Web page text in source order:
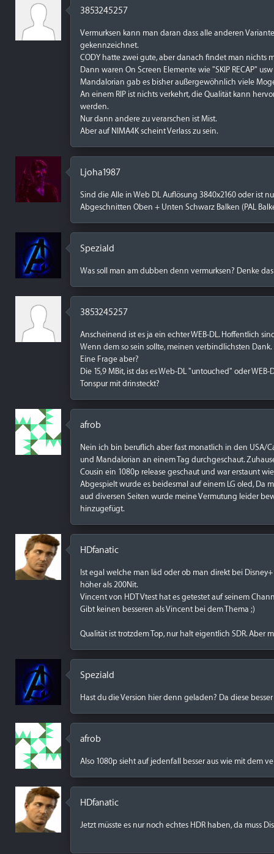
3853245257
Vermurksen kann man daran dass alle anderen
gekennzeichnet.
CODY hatte zwei gute, aber danach findet man nichts
Dann waren On Screen Elemente wie "SKIP RECAP"
Mandalorian gab es bisher außergewöhnlich viele
An einem RIP ist nichts verkehrt, die Qualität kann
werden.
Nur dann andere zu verarschen ist Mist.
Aber auf NIMA4K scheint Verlass zu sein.
Ljoha1987
Sind die Alle in Web DL Auflösung 3840x2160 oder ist
Abgeschnitten Oben + Unten Schwarz Balken (PAL
Speziald
Was soll man am dubben denn vermurksen? Denke
3853245257
Anscheinend ist es ja ein echter WEB-DL. Hoffentlich
Wenn dem so sein sollte, meinen verbindlichsten Dank.
Eine Frage aber?
Die 15,9 MBit, ist das es Web-DL "untouched" oder
Tonspur mit drinsteckt?
afrob
Nein ich bin beruflich aber fast monatlich in den USA/
und Mandalorian an einem Tag durchgeschaut.
Cousin ein 1080p release geschaut und war erstaunt
Abgespielt wurde es beidesmal auf einem LG oled,
aud diversen Seiten wurde meine Vermutung leider
hinzugefügt.
HDfanatic
Ist egal welche man läd oder ob man direkt bei
höher als 200Nit.
Vincent von HDTVtest hat es getestet auf seinem
Gibt keinen besseren als Vincent bei dem Thema ;)
Qualität ist trotzdem Top, nur halt eigentlich SDR. Aber
Speziald
Hast du die Version hier denn geladen? Da diese
afrob
Also 1080p sieht auf jedenfall besser aus wie mit dem
HDfanatic
Jetzt müsste es nur noch echtes HDR haben, da muss